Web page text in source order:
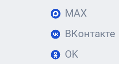
MAX
ВКонтакте
OK